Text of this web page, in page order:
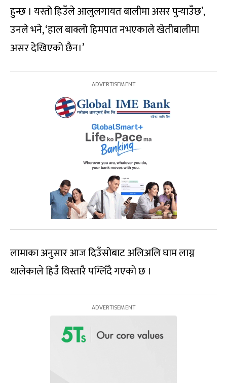
हुन्छ । यस्तो हिउँले आलुलगायत बालीमा असर पुर्‍याउँछ’,
उनले भने, ‘हाल बाक्लो हिमपात नभएकाले खेतीबालीमा
असर देखिएको छैन।’
लामाका अनुसार आज दिउँसोबाट अलिअलि घाम लाग्न
थालेकाले हिउँ विस्तारै पग्लिँदै गएको छ ।